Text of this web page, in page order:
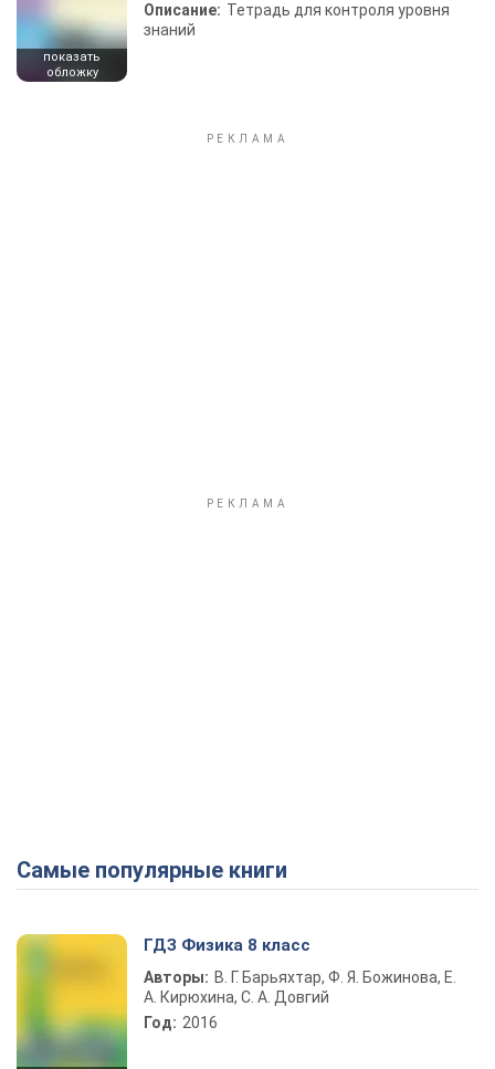
показать
обложку
Описание: Тетрадь для контроля уровня
знаний
Самые популярные книги
ГДЗ Физика 8 класс
Авторы: В. Г. Барьяхтар, Ф. Я. Божинова, Е.
А. Кирюхина, С. А. Довгий
Год: 2016